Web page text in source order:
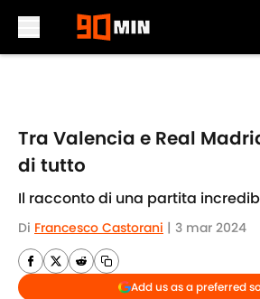
Tra Valencia e Real
di tutto
Il racconto di una partita
Di Francesco Castorani | 3 mar 2024
Add us as a preferred